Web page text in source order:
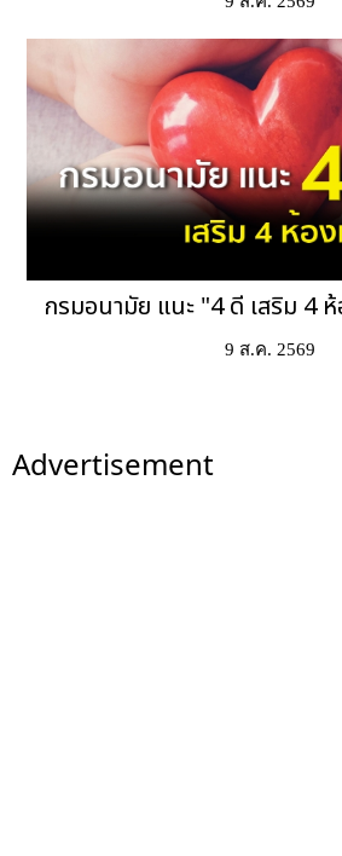
กรมอนามัย แนะ "4 ดี เสริม 4
9 ส.ค. 2569
Advertisement